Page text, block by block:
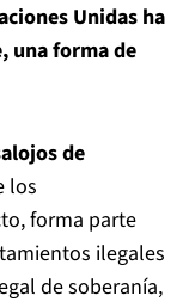
Unidas ha
una forma de
de
los
forma parte
ilegales
de soberanía,